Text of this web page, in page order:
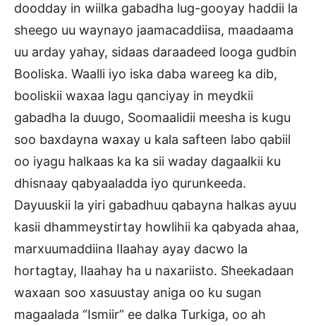
doodday in wiilka gabadha lug-gooyay haddii la
sheego uu waynayo jaamacaddiisa, maadaama
uu arday yahay, sidaas daraadeed looga gudbin
Booliska. Waalli iyo iska daba wareeg ka dib,
booliskii waxaa lagu qanciyay in meydkii
gabadha la duugo, Soomaalidii meesha is kugu
soo baxdayna waxay u kala safteen labo qabiil
oo iyagu halkaas ka ka sii waday dagaalkii ku
dhisnaay qabyaaladda iyo qurunkeeda.
Dayuuskii la yiri gabadhuu qabayna halkas ayuu
kasii dhammeystirtay howlihii ka qabyada ahaa,
marxuumaddiina Ilaahay ayay dacwo la
hortagtay, Ilaahay ha u naxariisto. Sheekadaan
waxaan soo xasuustay aniga oo ku sugan
magaalada “Ismiir” ee dalka Turkiga, oo ah